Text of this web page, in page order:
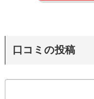
口コミの投稿